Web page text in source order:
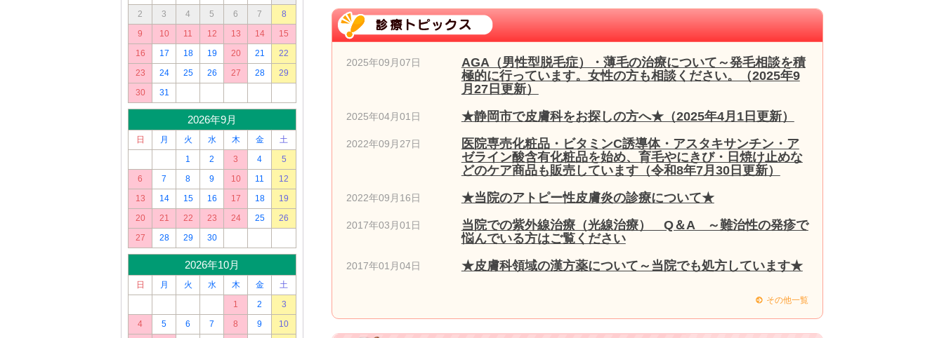
2025年09月07日
AGA（男性型脱毛症）・薄毛の治療について～発毛相談を積
極的に行っています。女性の方も相談ください。（2025年9
月27日更新）
2025年04月01日 ★静岡市で皮膚科をお探しの方へ★（2025年4月1日更新）
2022年09月27日
医院専売化粧品・ビタミンC誘導体・アスタキサンチン・ア
ゼライン酸含有化粧品を始め、育毛やにきび・日焼け止めな
どのケア商品も販売しています（令和8年7月30日更新）
2022年09月16日 ★当院のアトピー性皮膚炎の診療について★
2017年03月01日
当院での紫外線治療（光線治療） Q＆A ～難治性の発疹で
悩んでいる方はご覧ください
2017年01月04日 ★皮膚科領域の漢方薬について～当院でも処方しています★
その他一覧
2
3 4 5 6 7
8
9
10 11 12 13 14
15
16
17 18 19 20 21
22
23
24 25 26 27 28
29
30
31
2026年9月
日 月 火 水 木 金
土
1
2 3 4
5
6
7 8 9 10 11
12
13
14 15 16 17 18
19
20
21 22 23 24 25
26
27
28 29 30
2026年10月
日 月 火 水 木 金
土
1
2
3
4
5 6 7 8 9
10